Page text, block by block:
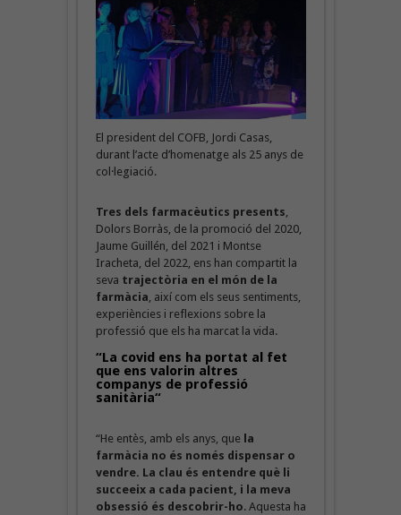
El president del COFB, Jordi Casas,
durant l’acte d’homenatge als 25 anys de
col·legiació.
Tres dels farmacèutics presents,
Dolors Borràs, de la promoció del 2020,
Jaume Guillén, del 2021 i Montse
Iracheta, del 2022, ens han compartit la
seva trajectòria en el món de la
farmàcia, així com els seus sentiments,
experiències i reflexions sobre la
professió que els ha marcat la vida.
“La covid ens ha portat al fet
que ens valorin altres
companys de professió
sanitària“
“He entès, amb els anys, que la
farmàcia no és només dispensar o
vendre. La clau és entendre què li
succeeix a cada pacient, i la meva
obsessió és descobrir-ho. Aquesta ha